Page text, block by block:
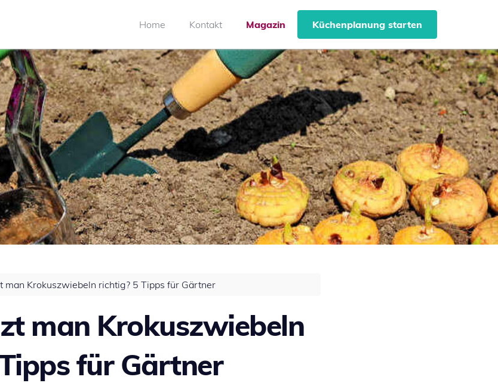
Home Kontakt Magazin Küchenplanung starten
man Krokuszwiebeln richtig? 5 Tipps für Gärtner
man Krokuszwiebeln
für Gärtner